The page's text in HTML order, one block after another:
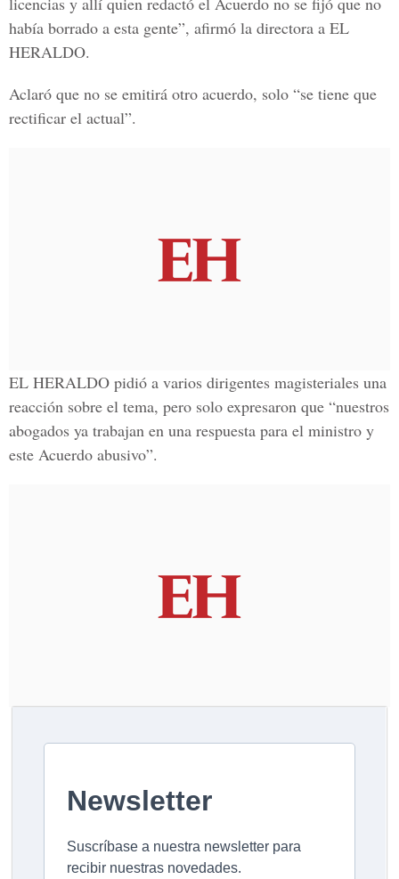
había borrado a esta gente”, afirmó la directora a EL
HERALDO.
Aclaró que no se emitirá otro acuerdo, solo “se tiene que
rectificar el actual”.
EL HERALDO pidió a varios dirigentes magisteriales una
reacción sobre el tema, pero solo expresaron que “nuestros
abogados ya trabajan en una respuesta para el ministro y
este Acuerdo abusivo”.